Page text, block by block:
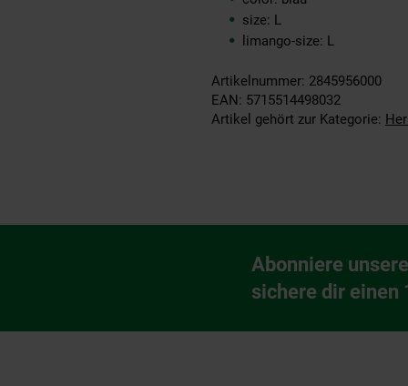
size: L
limango-size: L
Artikelnummer: 2845956000
EAN: 5715514498032
Artikel gehört zur Kategorie:
Newsletter
Abonniere
sichere dir einen